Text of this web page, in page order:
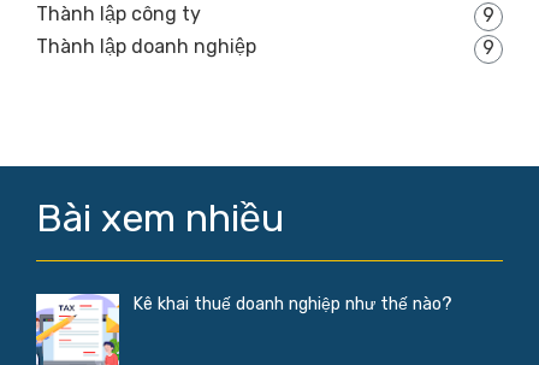
Thành lập công ty
9
Thành lập doanh nghiệp
9
Bài xem nhiều
Kê khai thuế doanh nghiệp như thế nào?